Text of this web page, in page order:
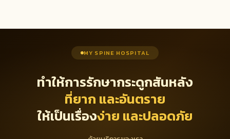
MY SPINE HOSPITAL
ทำให้การรักษากระดูกสันหลัง
ที่ยาก และอันตราย
ให้เป็นเรื่องง่าย และปลอดภัย